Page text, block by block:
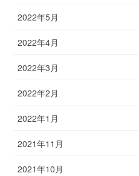
2022年5月
2022年4月
2022年3月
2022年2月
2022年1月
2021年11月
2021年10月